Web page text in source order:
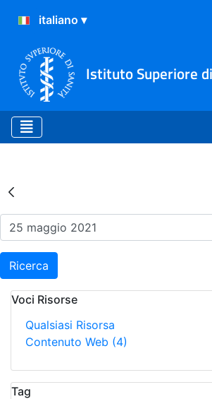
Istituto Superiore
Risultati della
Ricerca
Voci Risorse
Qualsiasi Risorsa
Contenuto Web (4)
Tag